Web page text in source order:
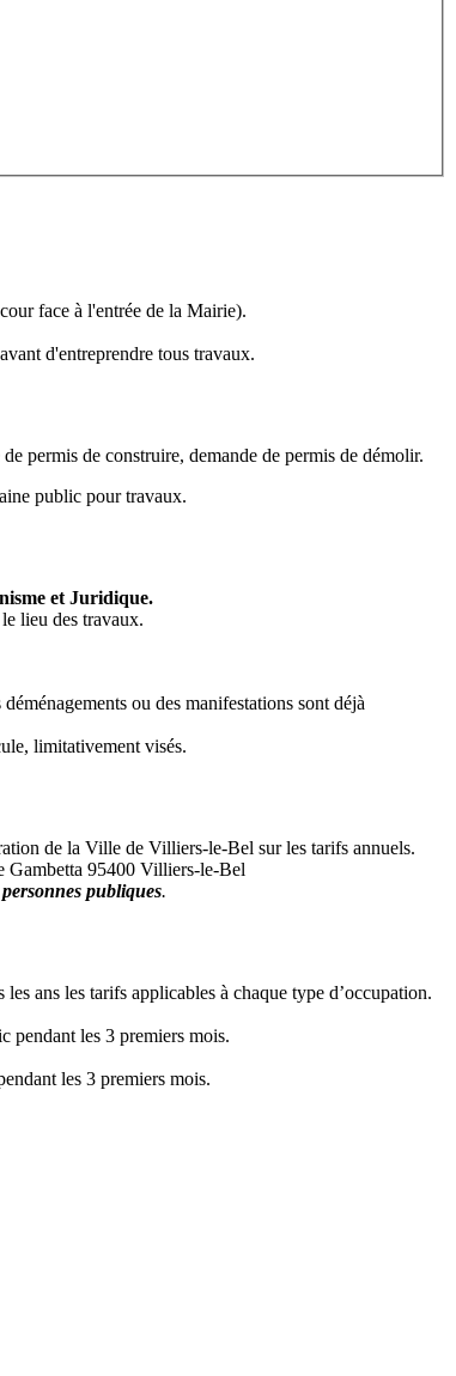
face à l'entrée de la Mairie).
d'entreprendre tous travaux.
permis de construire, demande de permis de démolir.
public pour travaux.
et Juridique.
lieu des travaux.
ou des manifestations sont déjà
limitativement visés.
de la Ville de Villiers-le-Bel sur les tarifs annuels.
Gambetta 95400 Villiers-le-Bel
publiques.
ans les tarifs applicables à chaque type d’occupation.
pendant les 3 premiers mois.
les 3 premiers mois.